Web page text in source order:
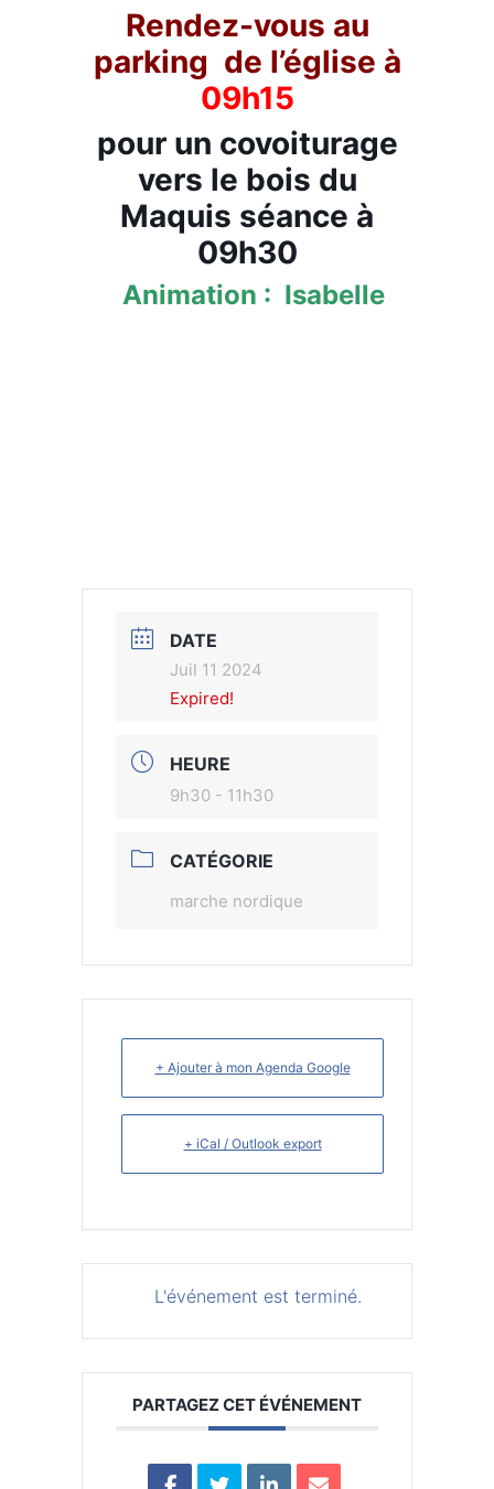
Rendez-vous au
parking de l’église à
09h15
pour un covoiturage
vers le bois du
Maquis séance à
09h30
Animation : Isabelle
DATE
Juil 11 2024
Expired!
HEURE
9h30 - 11h30
CATÉGORIE
marche nordique
+ Ajouter à mon Agenda Google
+ iCal / Outlook export
L'événement est terminé.
PARTAGEZ CET ÉVÉNEMENT